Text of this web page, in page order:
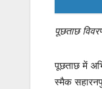
पूछताछ
पूछताछ में
स्मैक